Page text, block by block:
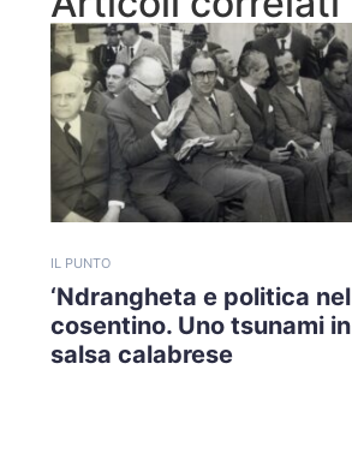
IL PUNTO
‘Ndrangheta e politica nel
cosentino. Uno tsunami in
salsa calabrese